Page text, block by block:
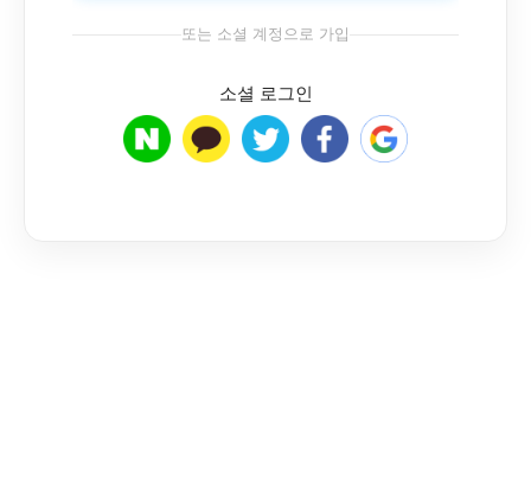
또는 소셜 계정으로 가입
소셜 로그인